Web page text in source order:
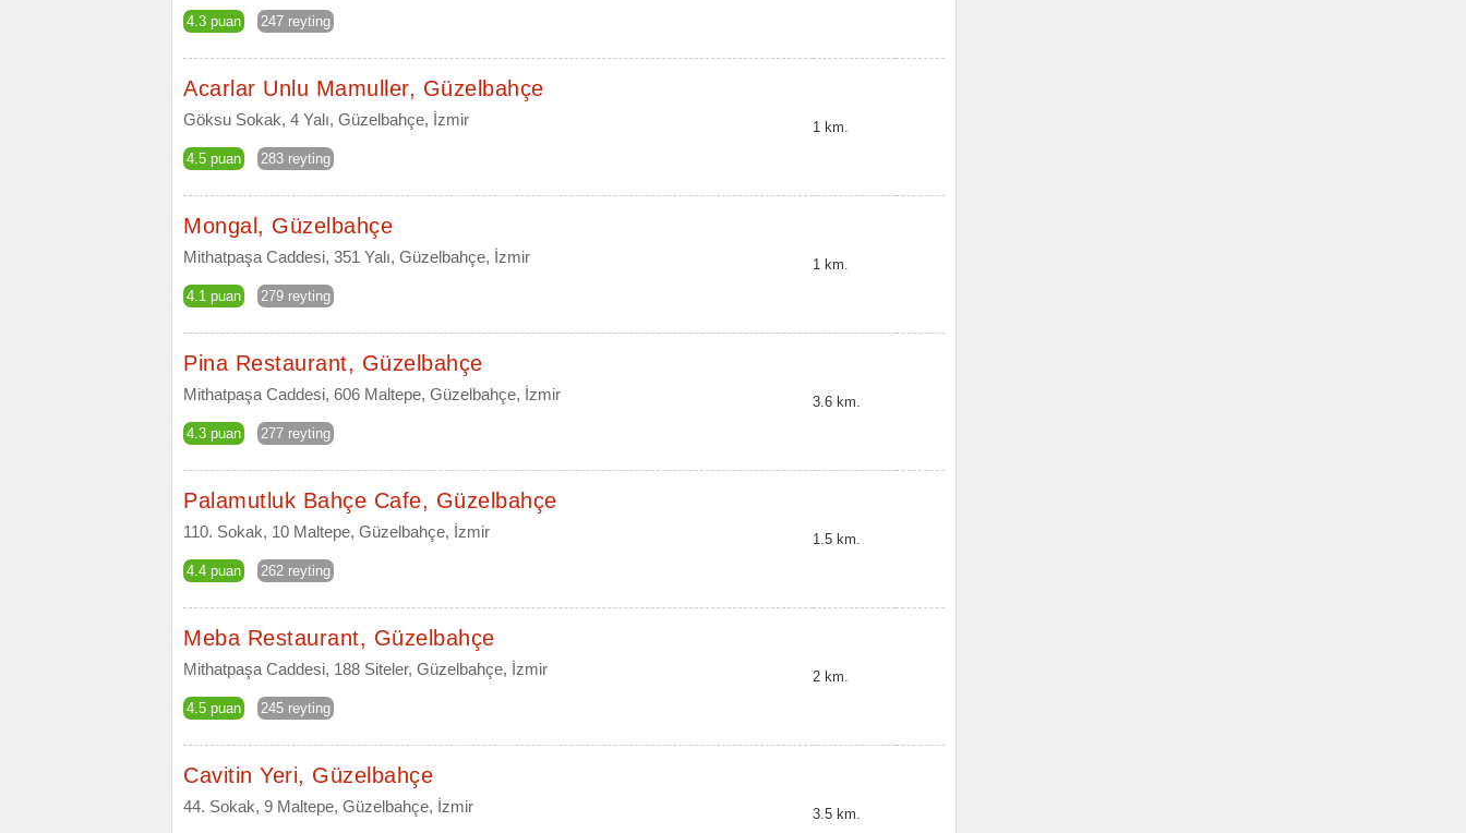
4.3 puan 247 reyting
Acarlar Unlu Mamuller, Güzelbahçe
Göksu Sokak, 4 Yalı, Güzelbahçe, İzmir
4.5 puan 283 reyting
1 km.
Mongal, Güzelbahçe
Mithatpaşa Caddesi, 351 Yalı, Güzelbahçe, İzmir
4.1 puan 279 reyting
1 km.
Pina Restaurant, Güzelbahçe
Mithatpaşa Caddesi, 606 Maltepe, Güzelbahçe, İzmir
4.3 puan 277 reyting
3.6 km.
Palamutluk Bahçe Cafe, Güzelbahçe
110. Sokak, 10 Maltepe, Güzelbahçe, İzmir
4.4 puan 262 reyting
1.5 km.
Meba Restaurant, Güzelbahçe
Mithatpaşa Caddesi, 188 Siteler, Güzelbahçe, İzmir
4.5 puan 245 reyting
2 km.
Cavitin Yeri, Güzelbahçe
44. Sokak, 9 Maltepe, Güzelbahçe, İzmir 3.5 km.